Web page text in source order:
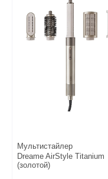
Мультистайлер
Dreame AirStyle Titanium
(золотой)